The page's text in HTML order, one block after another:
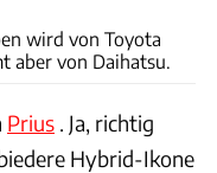
wird von Toyota
aber von Daihatsu.
Prius . Ja, richtig
Hybrid-Ikone